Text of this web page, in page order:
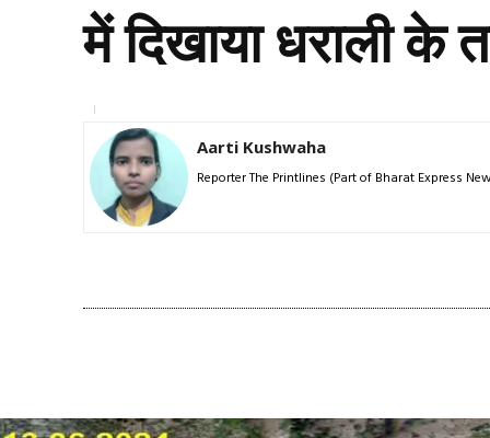
में दिखाया धराली के
Aarti Kushwaha
Reporter The Printlines (Part of Bharat Express